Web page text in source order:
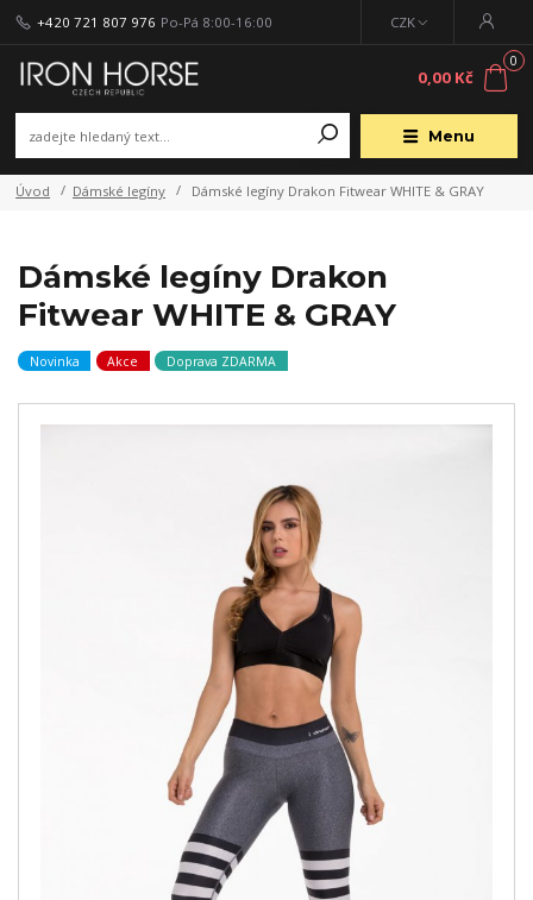
Menu
CZK
+420 721 807 976 Po-Pá 8:00-16:00
0
0,00 Kč
Úvod Dámské legíny Dámské legíny Drakon Fitwear WHITE & GRAY
Dámské legíny Drakon
Fitwear WHITE & GRAY
Novinka Akce Doprava ZDARMA